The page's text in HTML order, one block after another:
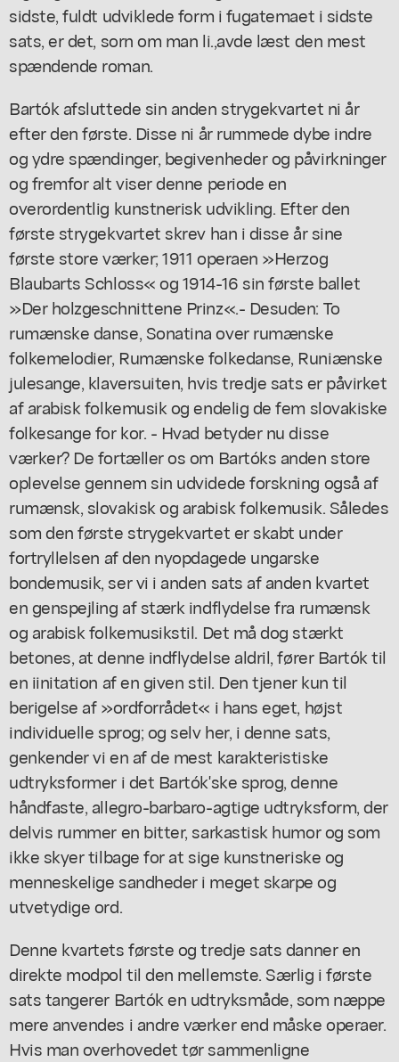
sidste, fuldt udviklede form i fugatemaet i sidste
sats, er det, sorn om man li.,avde læst den mest
spændende roman.
Bartók afsluttede sin anden strygekvartet ni år
efter den første. Disse ni år rummede dybe indre
og ydre spændinger, begivenheder og påvirkninger
og fremfor alt viser denne periode en
overordentlig kunstnerisk udvikling. Efter den
første strygekvartet skrev han i disse år sine
første store værker; 1911 operaen »Herzog
Blaubarts Schloss« og 1914-16 sin første ballet
»Der holzgeschnittene Prinz«.- Desuden: To
rumænske danse, Sonatina over rumænske
folkemelodier, Rumænske folkedanse, Runiænske
julesange, klaversuiten, hvis tredje sats er påvirket
af arabisk folkemusik og endelig de fem slovakiske
folkesange for kor. - Hvad betyder nu disse
værker? De fortæller os om Bartóks anden store
oplevelse gennem sin udvidede forskning også af
rumænsk, slovakisk og arabisk folkemusik. Således
som den første strygekvartet er skabt under
fortryllelsen af den nyopdagede ungarske
bondemusik, ser vi i anden sats af anden kvartet
en genspejling af stærk indflydelse fra rumænsk
og arabisk folkemusikstil. Det må dog stærkt
betones, at denne indflydelse aldril, fører Bartók til
en iinitation af en given stil. Den tjener kun til
berigelse af »ordforrådet« i hans eget, højst
individuelle sprog; og selv her, i denne sats,
genkender vi en af de mest karakteristiske
udtryksformer i det Bartók'ske sprog, denne
håndfaste, allegro-barbaro-agtige udtryksform, der
delvis rummer en bitter, sarkastisk humor og som
ikke skyer tilbage for at sige kunstneriske og
menneskelige sandheder i meget skarpe og
utvetydige ord.
Denne kvartets første og tredje sats danner en
direkte modpol til den mellemste. Særlig i første
sats tangerer Bartók en udtryksmåde, som næppe
mere anvendes i andre værker end måske operaer.
Hvis man overhovedet tør sammenligne